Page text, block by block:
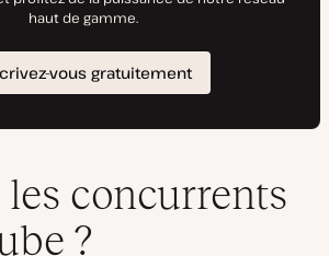
concurrents
?